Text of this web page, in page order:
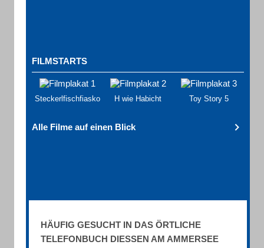
FILMSTARTS
Steckerlfischfiasko H wie Habicht Toy Story 5
Alle Filme auf einen Blick
HÄUFIG GESUCHT IN DAS ÖRTLICHE
TELEFONBUCH DIESSEN AM AMMERSEE